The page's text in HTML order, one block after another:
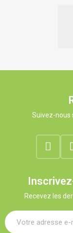
Suivez-nous
Recevez les